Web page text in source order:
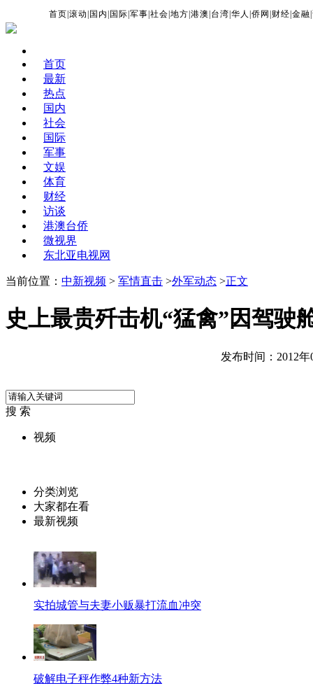
首页 |滚动 国内 国际 |军事 |社会 |地方 |港澳 台湾 |华人 |侨网 财经 |金融 |
首页
最新
热点
国内
社会
国际
军事
文娱
体育
财经
访谈
港澳台侨
微视界
东北亚电视网
当前位置： 中新视频 > 军情直击 >外军动态 >正文
史上最贵歼击机“猛禽”因驾驶
发布时间：2012年
搜 索
视频
分类浏览
大家都在看
最新视频
实拍城管与夫妻小贩暴打流血冲突
破解电子秤作弊4种新方法